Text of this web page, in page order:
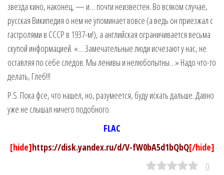
звезда кино, наконец, — и… почти неизвестен. Во всяком случае,
русская Википедия о нем не упоминает вовсе (а ведь он приезжал с
гастролями в СССР в 1937-м!), а английская ограничивается весьма
скупой информацией. «… Замечательные люди исчезают у нас, не
оставляя по себе следов. Мы ленивы и нелюбопытны…» Надо что-то
делать, Глеб!!!
P.S. Пока фсе, что нашел, но, разумеется, буду искать дальше. Давно
уже не слышал ничего подобного.
FLAC
[hide]https://disk.yandex.ru/d/V-fW0bA5d1bQbQ[/hide]
0